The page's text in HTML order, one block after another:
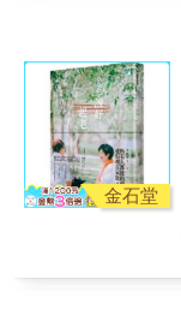
金石堂